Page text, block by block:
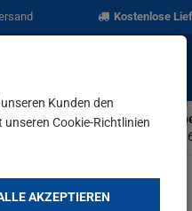
Kostenlose
Unsere
Mo-Fr von 9-
Kunden den
unseren Cookie-Richtlinien
AKZEPTIEREN